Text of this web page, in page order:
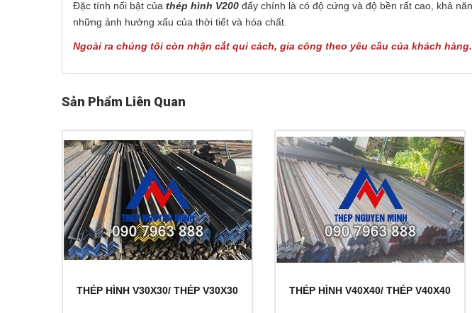
Đặc tính nổi bật của thép hình V200 đấy chính là có độ cứng và độ bền rất cao, khả
những ảnh hưởng xấu của thời tiết và hóa chất.
Ngoài ra chúng tôi còn nhận cắt qui cách, gia công theo yêu cầu của khách hàng.
Sản Phẩm Liên Quan
THÉP HÌNH V30X30/ THÉP V30X30 THÉP HÌNH V40X40/ THÉP V40X40